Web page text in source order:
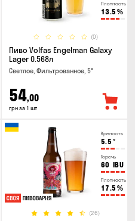
Плотность
13.5 %
(0)
Пиво Volfas Engelman Galaxy
Lager 0.568л
Светлое, Фильтрованное, 5°
54,00
грн за 1 шт
Крепость
5.5 °
Горечь
60 IBU
Плотность
17.5 %
(26)